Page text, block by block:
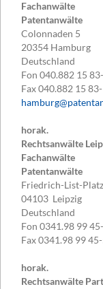
Fachanwälte
Patentanwälte
Colonnaden 5
20354 Hamburg
Deutschland
Fon 040.882 15
Fax040.882 15
horak.
Rechtsanwälte
Fachanwälte
Patentanwälte
Friedrich-List-
04103 Leipzig
Deutschland
Fon 0341.98 99
Fax0341.98 99
horak.
Rechtsanwälte